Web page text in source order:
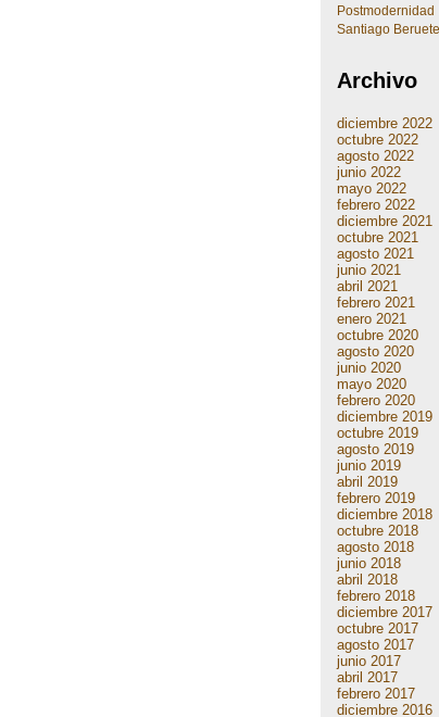
Postmodernidad
Santiago Beruete
Archivo
diciembre 2022
octubre 2022
agosto 2022
junio 2022
mayo 2022
febrero 2022
diciembre 2021
octubre 2021
agosto 2021
junio 2021
abril 2021
febrero 2021
enero 2021
octubre 2020
agosto 2020
junio 2020
mayo 2020
febrero 2020
diciembre 2019
octubre 2019
agosto 2019
junio 2019
abril 2019
febrero 2019
diciembre 2018
octubre 2018
agosto 2018
junio 2018
abril 2018
febrero 2018
diciembre 2017
octubre 2017
agosto 2017
junio 2017
abril 2017
febrero 2017
diciembre 2016